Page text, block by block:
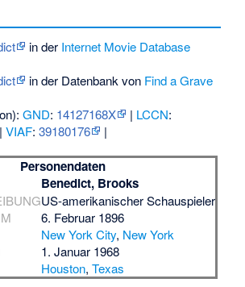
in der Internet Movie Database
in der Datenbank von Find a Grave
GND: 14127168X | LCCN:
|VIAF:39180176 |
Personendaten
Benedict, Brooks
US-amerikanischer Schauspieler
6. Februar 1896
New York City, New York
1. Januar 1968
Houston,Texas